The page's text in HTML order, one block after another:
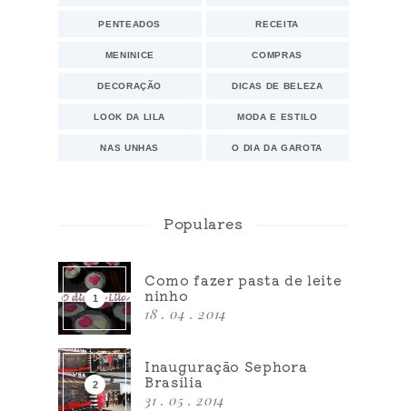
PENTEADOS RECEITA
MENINICE COMPRAS
DECORAÇÃO DICAS DE BELEZA
LOOK DA LILA MODA E ESTILO
NAS UNHAS O DIA DA GAROTA
Populares
Como fazer pasta de leite
ninho
18 . 04 . 2014
Inauguração Sephora
Brasília
31 . 05 . 2014